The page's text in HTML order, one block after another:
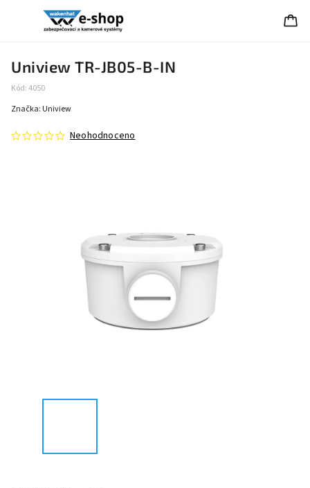
Uniview TR-JB05-B-IN
Kód:4050
Neohodnoceno
Značka: Uniview